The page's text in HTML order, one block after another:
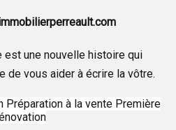
est une nouvelle histoire qui
de vous aider à écrire la vôtre.
Préparation à la vente Première